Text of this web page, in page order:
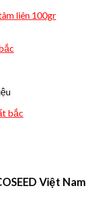
liên 100gr
bắc
Việt Nam